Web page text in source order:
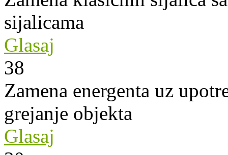
sijalicama
Glasaj
38
Zamena energenta uz
grejanje objekta
Glasaj